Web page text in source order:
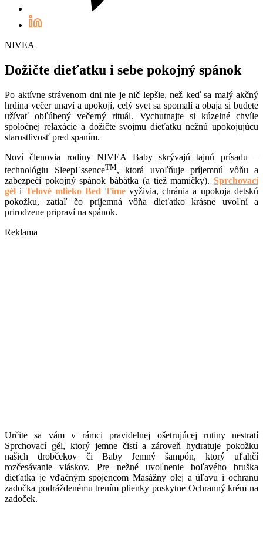
NIVEA
Dožičte dieťatku i sebe pokojný spánok
Po aktívne strávenom dni nie je nič lepšie, než keď sa malý akčný
hrdina večer unaví a upokojí, celý svet sa spomalí a obaja si budete
užívať obľúbený večerný rituál. Vychutnajte si kúzelné chvíle
spoločnej relaxácie a dožičte svojmu dieťatku nežnú upokojujúcu
starostlivosť pred spaním.
Noví členovia rodiny NIVEA Baby skrývajú tajnú prísadu –
technológiu SleepEssenceTM, ktorá uvoľňuje príjemnú vôňu a
zabezpečí pokojný spánok bábätka (a tiež mamičky). Sprchovací
gél i Telové mlieko Bed Timevyživia, chránia a upokoja detskú
pokožku, zatiaľ čo príjemná vôňa dieťatko krásne uvoľní a
prirodzene pripraví na spánok.
Reklama
Určite sa vám v rámci pravidelnej ošetrujúcej rutiny nestratí
Sprchovací gél, ktorý jemne čistí a zároveň hydratuje pokožku
našich drobčekov či Baby Jemný šampón, ktorý uľahčí
rozčesávanie vláskov. Pre nežné uvoľnenie boľavého bruška
dieťatka je vďačným spojencom Masážny olej a úľavu i ochranu
zadočka podráždenému trením plienky poskytne Ochranný krém na
zadoček.